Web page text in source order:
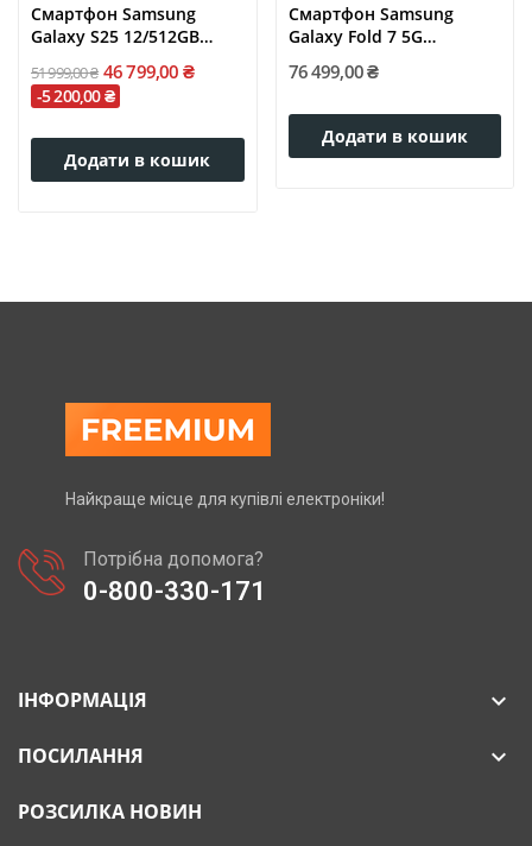
Смартфон Samsung
Galaxy S25 12/512GB
51 999,00 ₴ 46 799,00 ₴
-5 200,00 ₴
Додати в кошик
Смартфон Samsung
Galaxy Fold 7 5G
76 499,00 ₴
Додати в кошик
Найкраще місце для купівлі електроніки!
Потрібна допомога?
0-800-330-171
ІНФОРМАЦІЯ 
ПОСИЛАННЯ 
РОЗСИЛКА НОВИН